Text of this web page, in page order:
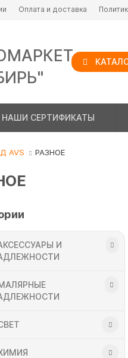
Оплата и доставка
НАШИ СЕРТИФИКАТЫ
AVS РАЗНОЕ
И